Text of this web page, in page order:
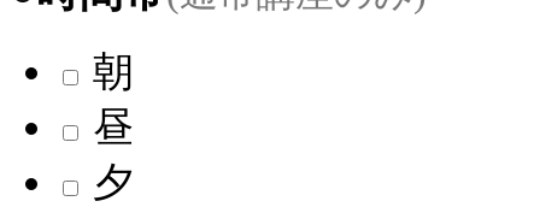
朝
昼
夕